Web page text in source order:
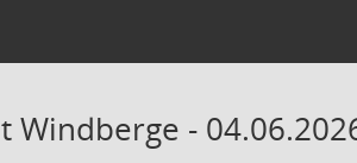
Windberge -